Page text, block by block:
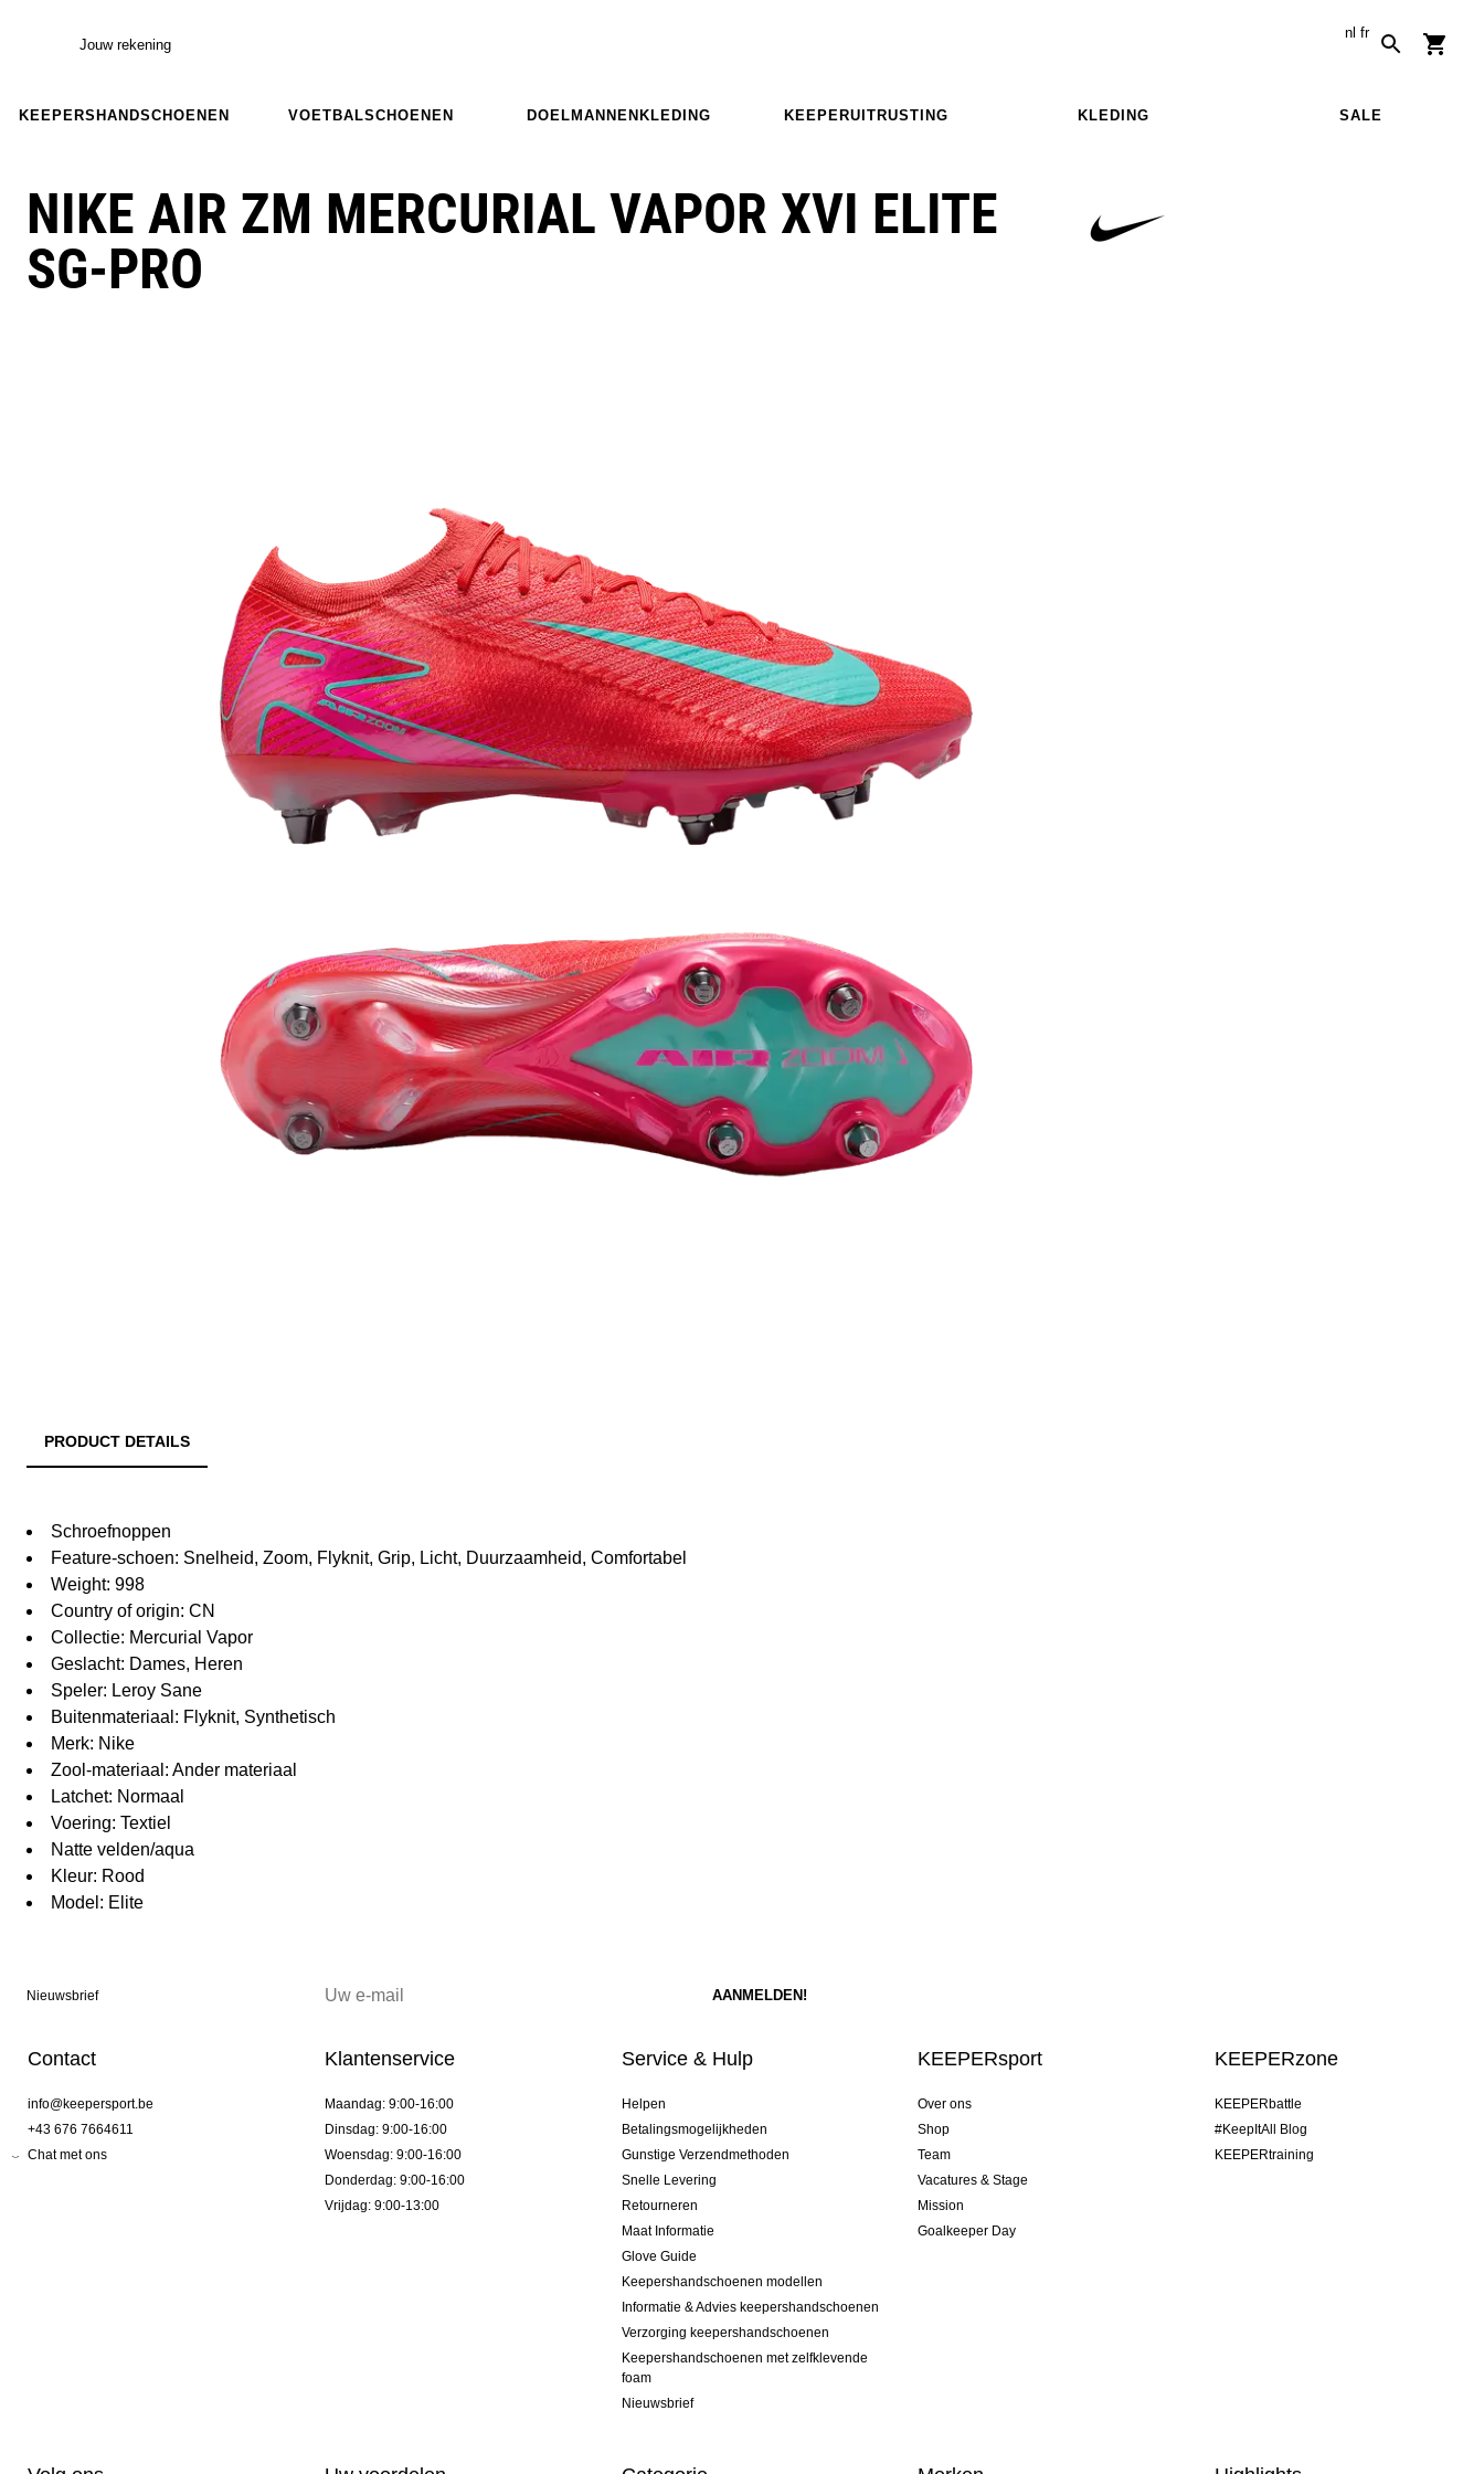
Jouw rekening
nl fr
KEEPERSHANDSCHOENEN VOETBALSCHOENEN DOELMANNENKLEDING KEEPERUITRUSTING KLEDING SALE
NIKE AIR ZM MERCURIAL VAPOR XVI ELITE
SG-PRO
PRODUCT DETAILS
Schroefnoppen
Feature-schoen: Snelheid, Zoom, Flyknit, Grip, Licht, Duurzaamheid, Comfortabel
Weight: 998
Country of origin: CN
Collectie: Mercurial Vapor
Geslacht: Dames, Heren
Speler: Leroy Sane
Buitenmateriaal: Flyknit, Synthetisch
Merk: Nike
Zool-materiaal: Ander materiaal
Latchet: Normaal
Voering: Textiel
Natte velden/aqua
Kleur: Rood
Model: Elite
Nieuwsbrief
Contact
info@keepersport.be
+43 676 7664611
Chat met ons
Klantenservice
Maandag: 9:00-16:00
Dinsdag: 9:00-16:00
Woensdag: 9:00-16:00
Donderdag: 9:00-16:00
Vrijdag: 9:00-13:00
Service & Hulp
Helpen
Betalingsmogelijkheden
Gunstige Verzendmethoden
Snelle Levering
Retourneren
Maat Informatie
Glove Guide
Keepershandschoenen modellen
Informatie & Advies keepershandschoenen
Verzorging keepershandschoenen
Keepershandschoenen met zelfklevende
foam
Nieuwsbrief
KEEPERsport
Over ons
Shop
Team
Vacatures & Stage
Mission
Goalkeeper Day
KEEPERzone
KEEPERbattle
#KeepItAll Blog
KEEPERtraining